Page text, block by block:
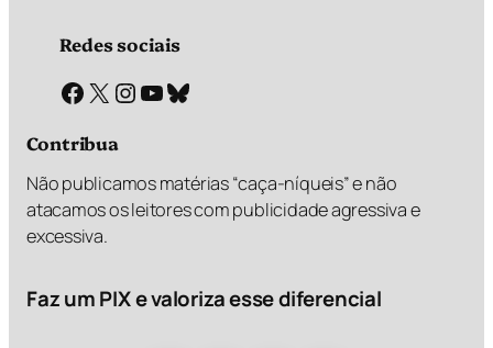
Redes sociais
Facebook X Instagram Youtube Bluesky
Contribua
Não publicamos matérias “caça-níqueis” e não
atacamos os leitores com publicidade agressiva e
excessiva.
Faz um PIX e valoriza esse diferencial